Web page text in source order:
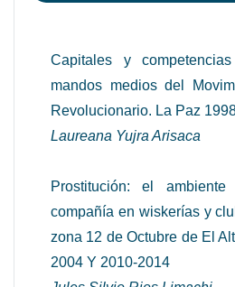
Capitales y
mandos medios del
Revolucionario. La Paz
Laureana Yujra Arisaca
Prostitución: el
compañía en wiskerías y
zona 12 de Octubre de El
2004 Y 2010-2014